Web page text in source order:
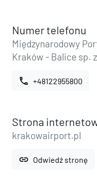
Numer telefonu
Międzynarodowy
Kraków - Balice sp.
call +48122955800
Strona
krakowairport.pl
link Odwiedź stronę